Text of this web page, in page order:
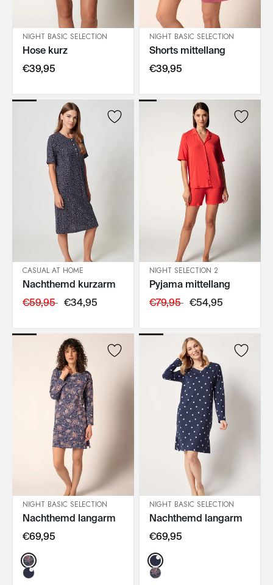
IN DEN WARENKORB
NIGHT BASIC SELECTION
Hose kurz
€39,95
IN DEN WARENKORB
NIGHT BASIC SELECTION
Shorts mittellang
€39,95
IN DEN WARENKORB
CASUAL AT HOME
Nachthemd kurzarm
€59,95 €34,95
IN DEN WARENKORB
NIGHT SELECTION 2
Pyjama mittellang
€79,95 €54,95
IN DEN WARENKORB
NIGHT BASIC SELECTION
Nachthemd langarm
€69,95
Color:
IN DEN WARENKORB
NIGHT BASIC SELECTION
Nachthemd langarm
€69,95
Color: